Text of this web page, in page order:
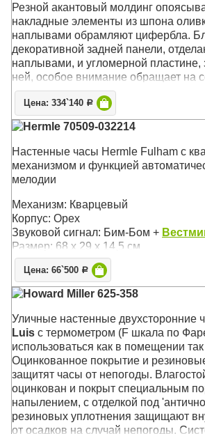
Резной акантовый молдинг
накладные элементы из шпона
наплывами обрамляют цифербла.
декоративной задней панели,
наплывами, и угломерной пластине,
ней, особое внимание обращает на
полированной латуни
Механизм: Механический
Корпус: Хэмптонской Вишни
Звуковой сигнал: Westminster+
Размер: 91 х 37 х 17 см
Цена: 334`140 Р
Hermle 70509-032214
Настенные часы Hermle Fulham с
механизмом и функцией
мелодии
Механизм: Кварцевый
Корпус: Орех
Звуковой сигнал: Бим-Бом +
Размер: 68 х 29 х 14,5 см
Цена: 66`500 Р
Howard Miller 625-358
Уличные настенные двухсторонние
Luis с термометром (F шкала по
использоваться как в помещении
Оцинкованное покрытие и
защитят часы от непогоды.
оцинкован и покрыт специальным
напылением, с отделкой под
резиновых уплотнения защищают
от осадков на случай непогоды.